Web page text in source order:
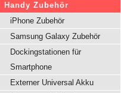
Handy Zubehör
iPhone Zubehör
Samsung Galaxy Zubehör
Dockingstationen für
Smartphone
Externer Universal Akku